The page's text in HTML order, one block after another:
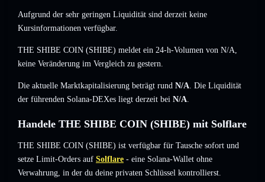
Aufgrund der sehr geringen Liquidität sind derzeit keine
Kursinformationen verfügbar.
THE SHIBE COIN (SHIBE) meldet ein 24-h-Volumen von N/A,
keine Veränderung im Vergleich zu gestern.
Die aktuelle Marktkapitalisierung beträgt rund N/A. Die Liquidität
der führenden Solana-DEXes liegt derzeit bei N/A.
Handele THE SHIBE COIN (SHIBE) mit Solflare
THE SHIBE COIN (SHIBE) ist verfügbar für Tausche sofort und
setze Limit-Orders auf Solflare - eine Solana-Wallet ohne
Verwahrung, in der du deine privaten Schlüssel kontrollierst.